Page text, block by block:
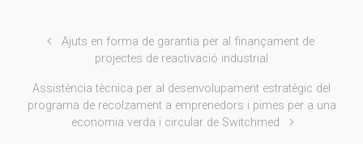
Ajuts en forma de garantia per al finançament de
projectes de reactivació industrial
Assistència tècnica per al desenvolupament estratègic del
programa de recolzament a emprenedors i pimes per a una
economia verda i circular de Switchmed